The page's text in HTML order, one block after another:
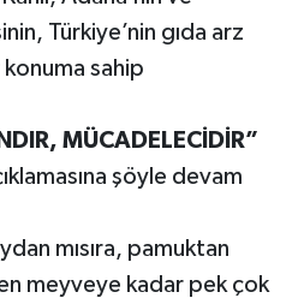
Türkiye’nin gıda arz
sahip
MÜCADELECİDİR”
şöyle devam
mısıra, pamuktan
meyveye kadar pek çok